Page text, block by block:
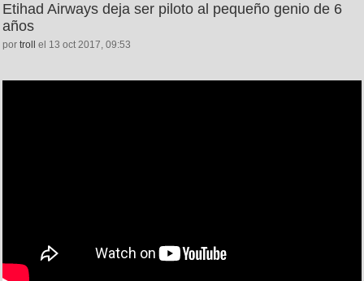
Etihad Airways deja ser piloto al pequeño genio de 6
años
por troll el 13 oct 2017, 09:53